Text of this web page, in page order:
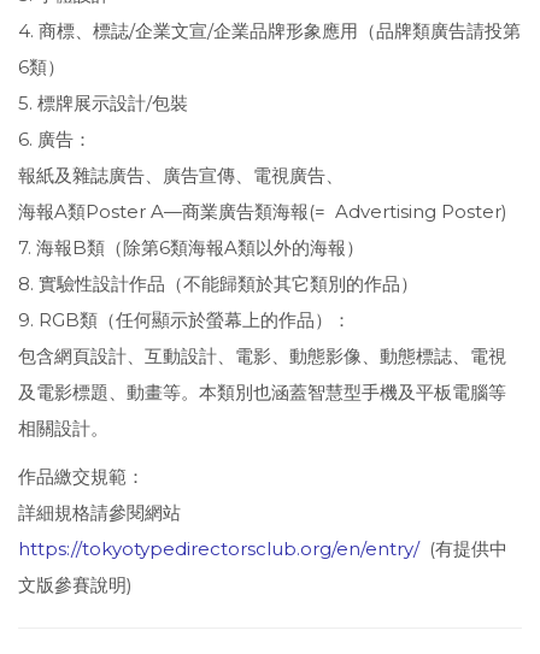
4. 商標、標誌/企業文宣/企業品牌形象應用（品牌類廣告請投第
6類）
5. 標牌展示設計/包裝
6. 廣告：
報紙及雜誌廣告、廣告宣傳、電視廣告、
海報A類Poster A—商業廣告類海報(= Advertising Poster)
7. 海報B類（除第6類海報A類以外的海報）
8. 實驗性設計作品（不能歸類於其它類別的作品）
9. RGB類（任何顯示於螢幕上的作品）：
包含網頁設計、互動設計、電影、動態影像、動態標誌、電視
及電影標題、動畫等。本類別也涵蓋智慧型手機及平板電腦等
相關設計。
作品繳交規範：
詳細規格請參閱網站
https://tokyotypedirectorsclub.org/en/entry/ (有提供中
文版參賽說明)